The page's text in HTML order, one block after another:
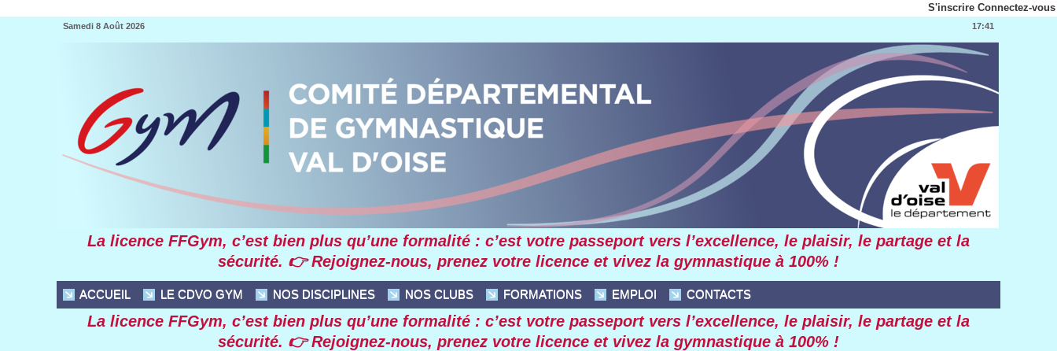
Connectez-vous
S'inscrire
Samedi 8 Août 2026 17:41
La licence FFGym, c’est bien plus qu’une formalité : c’est votre passeport vers l’excellence, le plaisir, le partage et la
sécurité. 👉 Rejoignez-nous, prenez votre licence et vivez la gymnastique à 100% !
ACCUEIL LE CDVO GYM NOS DISCIPLINES NOS CLUBS FORMATIONS EMPLOI CONTACTS
La licence FFGym, c’est bien plus qu’une formalité : c’est votre passeport vers l’excellence, le plaisir, le partage et la
sécurité. 👉 Rejoignez-nous, prenez votre licence et vivez la gymnastique à 100% !